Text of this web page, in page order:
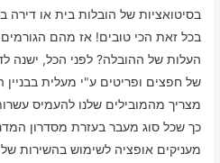
בסיטואציות של הובלות בית או דירה
בכל זאת הכי טובים! אז מהם
העלות של ההובלה? לפני הכל, ישנה
של חפצים ופריטים ע"י מעלית בבניין
מצריך מהמובילים שלנו להעמיס
כך שכל סוג מעבר בעזרת מסדרון
מעניקים אופציה לשימוש בהשירות